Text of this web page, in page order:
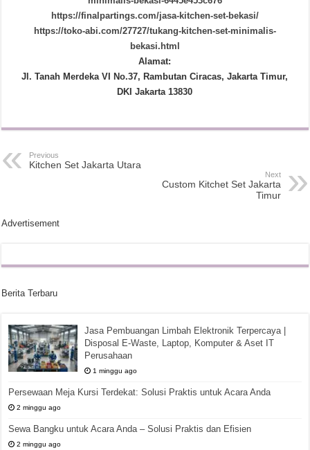
https://finalpartings.com/jasa-kitchen-set-bekasi/
https://toko-abi.com/27727/tukang-kitchen-set-minimalis-
bekasi.html
Alamat:
Jl. Tanah Merdeka VI No.37, Rambutan Ciracas, Jakarta Timur,
DKI Jakarta 13830
Previous
Kitchen Set Jakarta Utara
Next
Custom Kitchet Set Jakarta
Timur
Advertisement
Berita Terbaru
Jasa Pembuangan Limbah Elektronik Terpercaya |
Disposal E-Waste, Laptop, Komputer & Aset IT
Perusahaan
1 minggu ago
Persewaan Meja Kursi Terdekat: Solusi Praktis untuk Acara Anda
2 minggu ago
Sewa Bangku untuk Acara Anda – Solusi Praktis dan Efisien
2 minggu ago